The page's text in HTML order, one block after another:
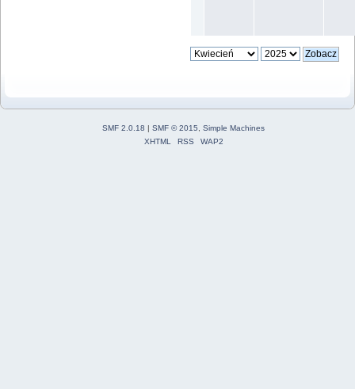
SMF 2.0.18 | SMF © 2015
Simple Machines
XHTML
RSS WAP2